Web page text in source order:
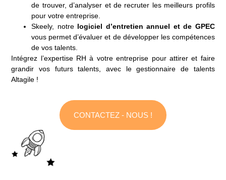
Test de recrutement
Avec les tests de recrutement, évaluez chaque
compétences comportementales et techniques.
de trouver, d’analyser et de recruter les meilleurs profils
pour votre entreprise.
Skeely, notre logiciel d’entretien annuel et de GPEC
vous permet d’évaluer et de développer les compétences
de vos talents.
Intégrez l’expertise RH à votre entreprise pour attirer et faire
grandir vos futurs talents, avec le gestionnaire de talents
Altagile !
CONTACTEZ - NOUS !